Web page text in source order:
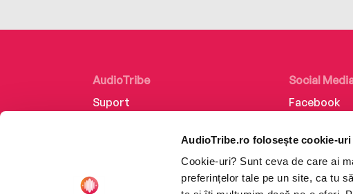
AudioTribe.ro folosește cookie-uri
Cookie-uri? Sunt ceva de care ai
preferințelor tale pe un site, ca tu
AudioTribe
Suport
Social
Facebook
Instagram
TikTok